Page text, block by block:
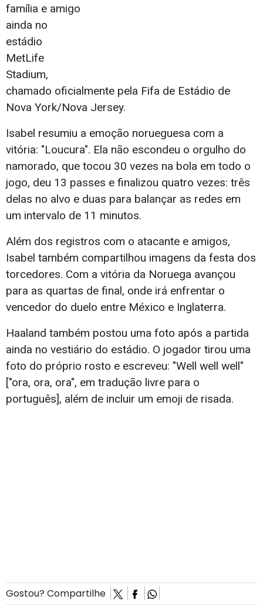
família e amigo
ainda no
estádio
MetLife
Stadium,
chamado oficialmente pela Fifa de Estádio de
Nova York/Nova Jersey.
Isabel resumiu a emoção norueguesa com a
vitória: "Loucura". Ela não escondeu o orgulho do
namorado, que tocou 30 vezes na bola em todo o
jogo, deu 13 passes e finalizou quatro vezes: três
delas no alvo e duas para balançar as redes em
um intervalo de 11 minutos.
Além dos registros com o atacante e amigos,
Isabel também compartilhou imagens da festa dos
torcedores. Com a vitória da Noruega avançou
para as quartas de final, onde irá enfrentar o
vencedor do duelo entre México e Inglaterra.
Haaland também postou uma foto após a partida
ainda no vestiário do estádio. O jogador tirou uma
foto do próprio rosto e escreveu: "Well well well"
["ora, ora, ora", em tradução livre para o
português], além de incluir um emoji de risada.
Gostou? Compartilhe